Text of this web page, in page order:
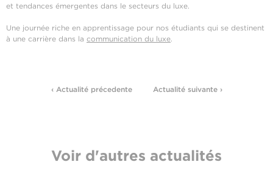
et tendances émergentes dans le secteurs du luxe.
Une journée riche en apprentissage pour nos étudiants qui se destinent
à une carrière dans la communication du luxe.
‹ Actualité précedente Actualité suivante ›
Voir d'autres actualités